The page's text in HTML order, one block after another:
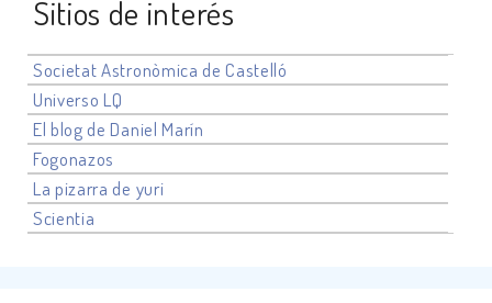
Sitios de interés
Societat Astronòmica de Castelló
Universo LQ
El blog de Daniel Marín
Fogonazos
La pizarra de yuri
Scientia